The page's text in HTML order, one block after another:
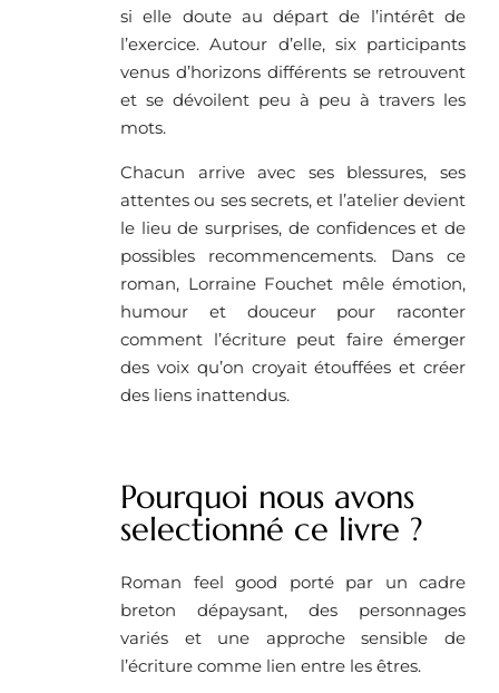
si elle doute au départ de l’intérêt de
l’exercice. Autour d’elle, six participants
venus d’horizons différents se retrouvent
et se dévoilent peu à peu à travers les
mots.
Chacun arrive avec ses blessures, ses
attentes ou ses secrets, et l’atelier devient
le lieu de surprises, de confidences et de
possibles recommencements. Dans ce
roman, Lorraine Fouchet mêle émotion,
humour et douceur pour raconter
comment l’écriture peut faire émerger
des voix qu’on croyait étouffées et créer
des liens inattendus.
Pourquoi nous avons
selectionné ce livre ?
Roman feel good porté par un cadre
breton dépaysant, des personnages
variés et une approche sensible de
l’écriture comme lien entre les êtres.